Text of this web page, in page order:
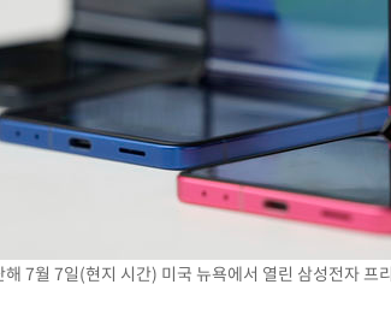
7월 7일(현지 시간) 미국 뉴욕에서 열린 삼성전자 프